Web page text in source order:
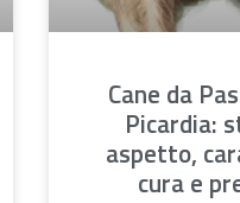
Cane da
Picardia:
aspetto,
cura e